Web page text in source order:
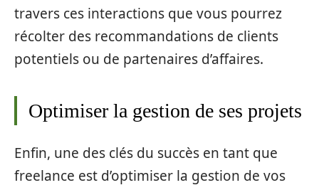
travers ces interactions que vous pourrez
récolter des recommandations de clients
potentiels ou de partenaires d’affaires.
Optimiser la gestion de ses projets
Enfin, une des clés du succès en tant que
freelance est d’optimiser la gestion de vos